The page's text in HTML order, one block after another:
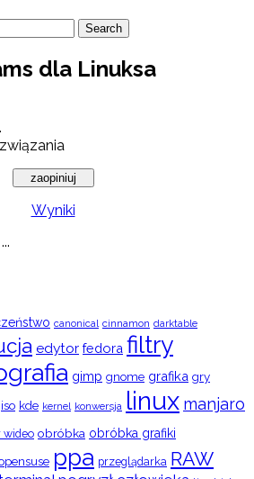
Search
dla Linuksa
Wyniki
canonical cinnamon darktable
edytor fedora filtry
gimp gnome grafika gry
iso kde kernel konwersja linux manjaro
wideo obróbka obróbka grafiki
ppa przeglądarka RAW